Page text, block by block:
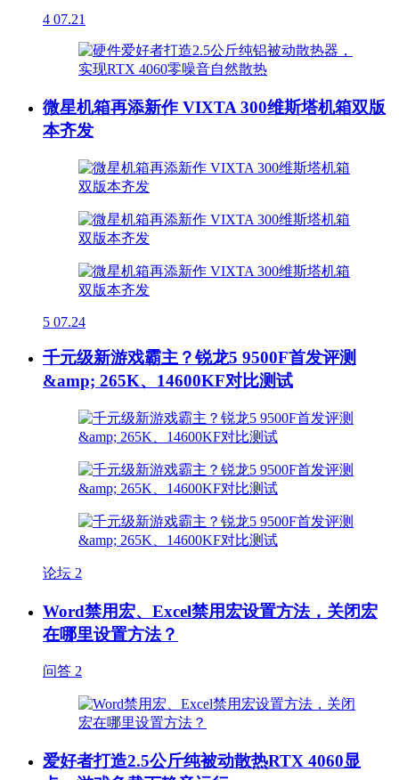
4 07.21
微星机箱再添新作 VIXTA 300维斯塔机箱双版
本齐发
5 07.24
千元级新游戏霸主？锐龙5 9500F首发评测
&amp; 265K、14600KF对比测试
论坛 2
Word禁用宏、Excel禁用宏设置方法，关闭宏
在哪里设置方法？
问答 2
爱好者打造2.5公斤纯被动散热RTX 4060显